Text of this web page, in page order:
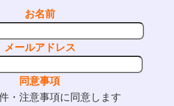
お名前
メールアドレス
同意事項
・注意事項に同意します